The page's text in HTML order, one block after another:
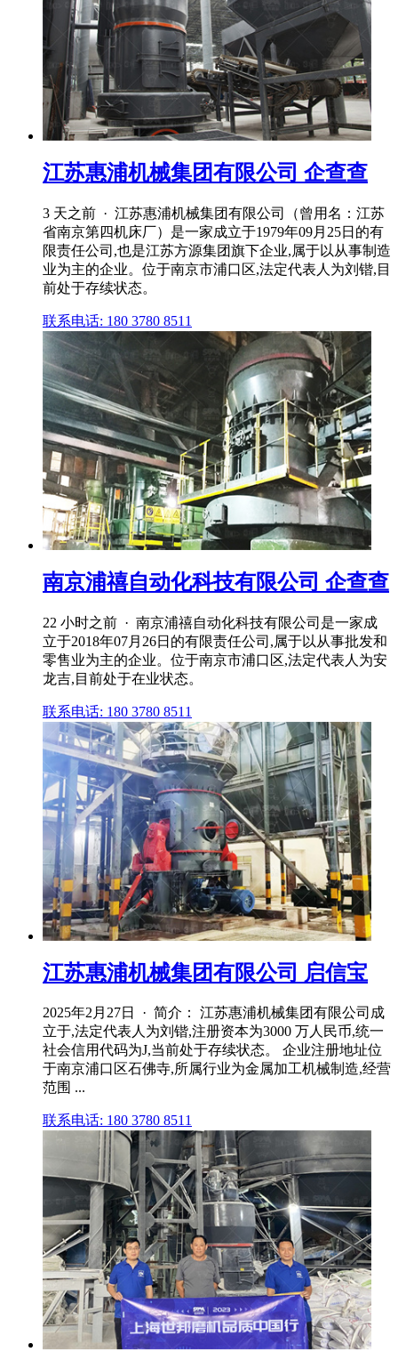
江苏惠浦机械集团有限公司 企查查
3 天之前 · 江苏惠浦机械集团有限公司（曾用名：江苏
省南京第四机床厂）是⼀家成⽴于1979年09月25日的有
限责任公司,也是江苏方源集团旗下企业,属于以从事制造
业为主的企业。位于南京市浦口区,法定代表人为刘锴,目
前处于存续状态。
联系电话: 180 3780 8511
南京浦禧自动化科技有限公司 企查查
22 小时之前 · 南京浦禧自动化科技有限公司是⼀家成
⽴于2018年07月26日的有限责任公司,属于以从事批发和
零售业为主的企业。位于南京市浦口区,法定代表人为安
龙吉,目前处于在业状态。
联系电话: 180 3780 8511
江苏惠浦机械集团有限公司 启信宝
2025年2月27日 · 简介： 江苏惠浦机械集团有限公司成
立于,法定代表人为刘锴,注册资本为3000 万人民币,统一
社会信用代码为J,当前处于存续状态。 企业注册地址位
于南京浦口区石佛寺,所属行业为金属加工机械制造,经营
范围 ...
联系电话: 180 3780 8511